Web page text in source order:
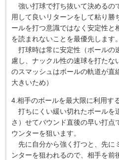
強い打球で打ち抜いて決めるの
用して良いリターンをして粘り勝
ールを打つ意識ではなく安定性と
を読まれないことを最優先します。
打球時は常に安定性（ボールの
慮し、ナックル性の速球を打たな
のスマッシュはボールの軌道が直
大きいため）
4.相手のボールを最大限に利用す
打ちにくい緩い切れたボールを
さ）せてバウンド直後の早い打点
ウンターを狙います。
先に自分から強く打つと、先に
ンターを狙われるので、相手を前